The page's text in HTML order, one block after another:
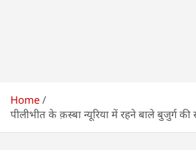
Home
पीलीभीत के क़स्बा न्यूरिया में रहने बाले बुजुर्ग